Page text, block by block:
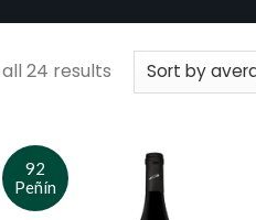
24 results
92
Peñín